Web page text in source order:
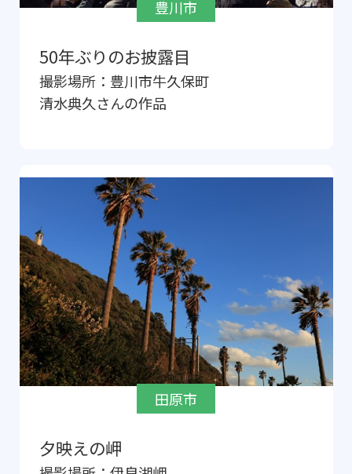
豊川市
50年ぶりのお披露目
撮影場所： 豊川市牛久保町
清水典久さんの作品
田原市
夕映えの岬